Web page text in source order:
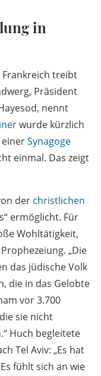
in
Frankreich treibt
Präsident
nennt
wurde kürzlich
Synagoge
einmal. Das zeigt
der christlichen
ermöglicht. Für
Wohltätigkeit,
„Die
das jüdische Volk
die in das Gelobte
vor 3.700
sie nicht
Huch begleitete
Tel Aviv: „Es hat
fühlt sich an wie